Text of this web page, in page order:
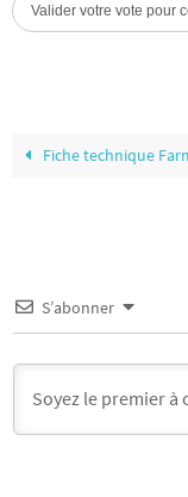
Fiche technique
S’abonner